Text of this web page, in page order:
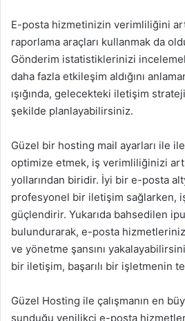
E-posta hizmetinizin verimliliğini
raporlama araçları kullanmak da
Gönderim istatistiklerinizi
daha fazla etkileşim aldığını
ışığında, gelecekteki iletişim
şekilde planlayabilirsiniz.
Güzel bir hosting mail ayarları ile
optimize etmek, iş verimliliğinizi
yollarından biridir. İyi bir e-posta
profesyonel bir iletişim sağlarken,
güçlendirir. Yukarıda bahsedilen
bulundurarak, e-posta
ve yönetme şansını
bir iletişim, başarılı bir işletmenin
Güzel Hosting ile çalışmanın en
sunduğu yenilikçi e-posta